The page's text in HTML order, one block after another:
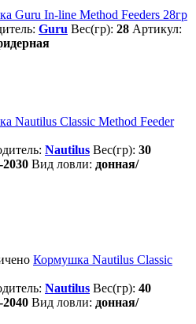
Guru In-line Method Feeders 28гр
Guru Вес(гр): 28 Артикул:
Nautilus Classic Method Feeder
Nautilus Вес(гр): 30
Вид ловли: донная/
Кормушка Nautilus Classic
Nautilus Вес(гр): 40
Вид ловли: донная/